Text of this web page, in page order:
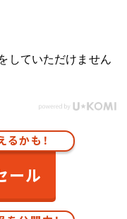
していただけません
かも！
ール